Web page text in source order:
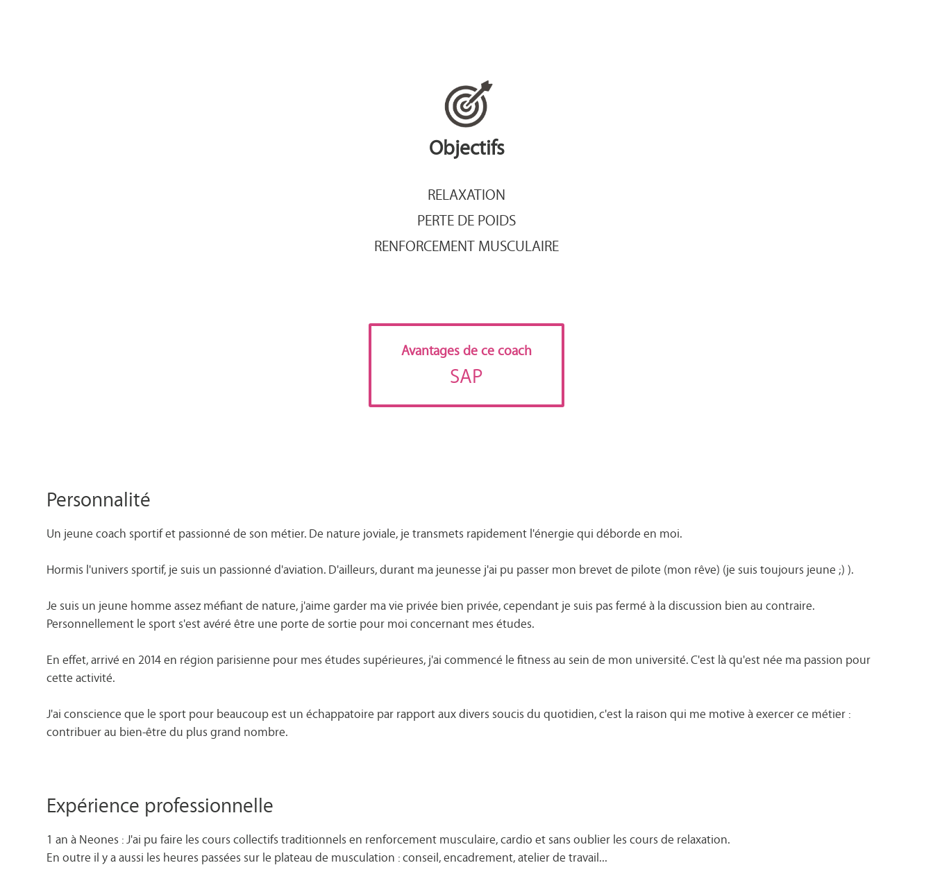
Objectifs
RELAXATION
PERTE DE POIDS
RENFORCEMENT MUSCULAIRE
Avantages de ce coach
SAP
Personnalité
Un jeune coach sportif et passionné de son métier. De nature joviale, je transmets rapidement l'énergie qui déborde en moi.
Hormis l'univers sportif, je suis un passionné d'aviation. D'ailleurs, durant ma jeunesse j'ai pu passer mon brevet de pilote (mon rêve) (je suis toujours jeune ;) ).
Je suis un jeune homme assez méfiant de nature, j'aime garder ma vie privée bien privée, cependant je suis pas fermé à la discussion bien au contraire.
Personnellement le sport s'est avéré être une porte de sortie pour moi concernant mes études.
En effet, arrivé en 2014 en région parisienne pour mes études supérieures, j'ai commencé le fitness au sein de mon université. C'est là qu'est née ma passion pour
cette activité.
J'ai conscience que le sport pour beaucoup est un échappatoire par rapport aux divers soucis du quotidien, c'est la raison qui me motive à exercer ce métier :
contribuer au bien-être du plus grand nombre.
Expérience professionnelle
1 an à Neones : J'ai pu faire les cours collectifs traditionnels en renforcement musculaire, cardio et sans oublier les cours de relaxation.
En outre il y a aussi les heures passées sur le plateau de musculation : conseil, encadrement, atelier de travail...